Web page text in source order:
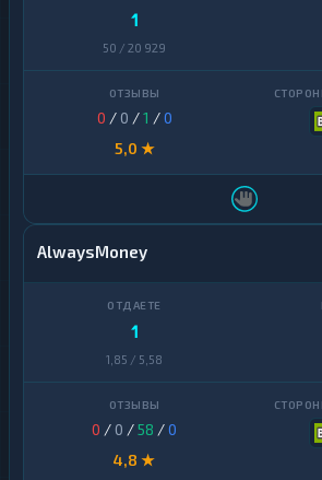
1
50 / 20 929
0 / 0 /1 /0
5,0 ★
AlwaysMoney
1
1,85 / 5,58
0 / 0 /58 /0
4,8 ★